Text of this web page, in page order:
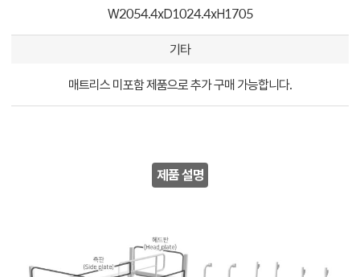
W2054.4xD1024.4xH1705
기타
매트리스 미포함 제품으로 추가 구매 가능합니다.
제품 설명